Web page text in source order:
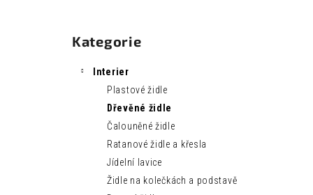
Přeskočit
kategorie
Kategorie
Interier
Plastové židle
Dřevěné židle
Čalouněné židle
Ratanové židle a křesla
Jídelní lavice
Židle na kolečkách a podstavě